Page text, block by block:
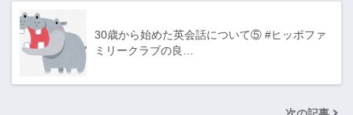
30歳から始めた英会話について⑤ #ヒッポファ
ミリークラブの良…